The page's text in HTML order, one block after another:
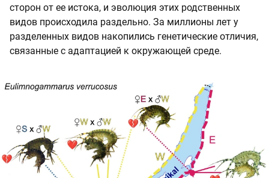
сторон от ее истока, и эволюция этих родственных
видов происходила раздельно. За миллионы лет у
разделенных видов накопились генетические отличия,
связанные с адаптацией к окружающей среде.